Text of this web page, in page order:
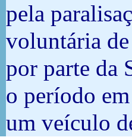
pela
voluntária
por parte da
o período
um veículo